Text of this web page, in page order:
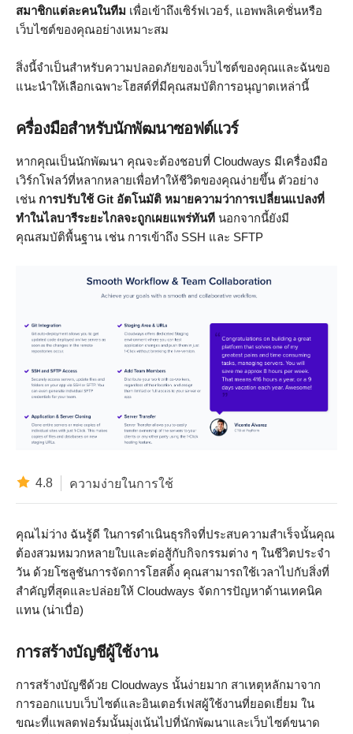
สมาชิกแต่ละคนในทีม เพื่อเข้าถึงเซิร์ฟเวอร์, แอพพลิเคชั่นหรือ
เว็บไซต์ของคุณอย่างเหมาะสม
สิ่งนี้จำเป็นสำหรับความปลอดภัยของเว็บไซต์ของคุณและฉันขอ
แนะนำให้เลือกเฉพาะโฮสต์ที่มีคุณสมบัติการอนุญาตเหล่านี้
ครื่องมือสำหรับนักพัฒนาซอฟต์แวร์
หากคุณเป็นนักพัฒนา คุณจะต้องชอบที่ Cloudways มีเครื่องมือ
เวิร์กโฟลว์ที่หลากหลายเพื่อทำให้ชีวิตของคุณง่ายขึ้น ตัวอย่าง
เช่น การปรับใช้ Git อัตโนมัติ หมายความว่าการเปลี่ยนแปลงที่
ทำในไลบารีระยะไกลจะถูกเผยแพร่ทันที นอกจากนี้ยังมี
คุณสมบัติพื้นฐาน เช่น การเข้าถึง SSH และ SFTP
4.8 ความง่ายในการใช้
คุณไม่ว่าง ฉันรู้ดี ในการดำเนินธุรกิจที่ประสบความสำเร็จนั้นคุณ
ต้องสวมหมวกหลายใบและต่อสู้กับกิจกรรมต่าง ๆ ในชีวิตประจำ
วัน ด้วยโซลูชันการจัดการโฮสติ้ง คุณสามารถใช้เวลาไปกับสิ่งที่
สำคัญที่สุดและปล่อยให้ Cloudways จัดการปัญหาด้านเทคนิค
แทน (น่าเบื่อ)
การสร้างบัญชีผู้ใช้งาน
การสร้างบัญชีด้วย Cloudways นั้นง่ายมาก สาเหตุหลักมาจาก
การออกแบบเว็บไซต์และอินเตอร์เฟสผู้ใช้งานที่ยอดเยี่ยม ใน
ขณะที่แพลตฟอร์มนั้นมุ่งเน้นไปที่นักพัฒนาและเว็บไซต์ขนาด